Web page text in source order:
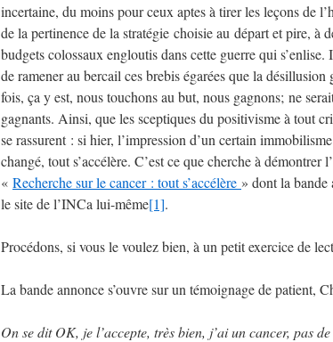
incertaine, du moins pour ceux aptes à tirer les leçons de
de la pertinence de la stratégie choisie au départ et pire, à
budgets colossaux engloutis dans cette guerre qui
de ramener au bercail ces brebis égarées que la
fois, ça y est, nous touchons au but, nous gagnons; ne
gagnants. Ainsi, que les sceptiques du positivisme à tout
se rassurent : si hier, l’impression d’un certain
changé, tout s’accélère. C’est ce que cherche à
« Recherche sur le cancer : tout s’accélère » dont la
le site de l’INCa lui-même[1].
Procédons, si vous le voulez bien, à un petit exercice de
La bande annonce s’ouvre sur un témoignage de patient,
On se dit OK, je l’accepte, très bien, j’ai un cancer, pas